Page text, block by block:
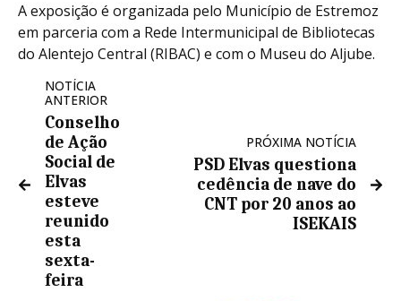
A exposição é organizada pelo Município de Estremoz
em parceria com a Rede Intermunicipal de Bibliotecas
do Alentejo Central (RIBAC) e com o Museu do Aljube.
NOTÍCIA
ANTERIOR
Conselho
de Ação
Social de
Elvas
esteve
reunido
esta
sexta-
feira
PRÓXIMA NOTÍCIA
PSD Elvas questiona
cedência de nave do
CNT por 20 anos ao
ISEKAIS